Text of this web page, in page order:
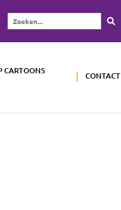
Zoeken...
CARTOONS
CONTACT